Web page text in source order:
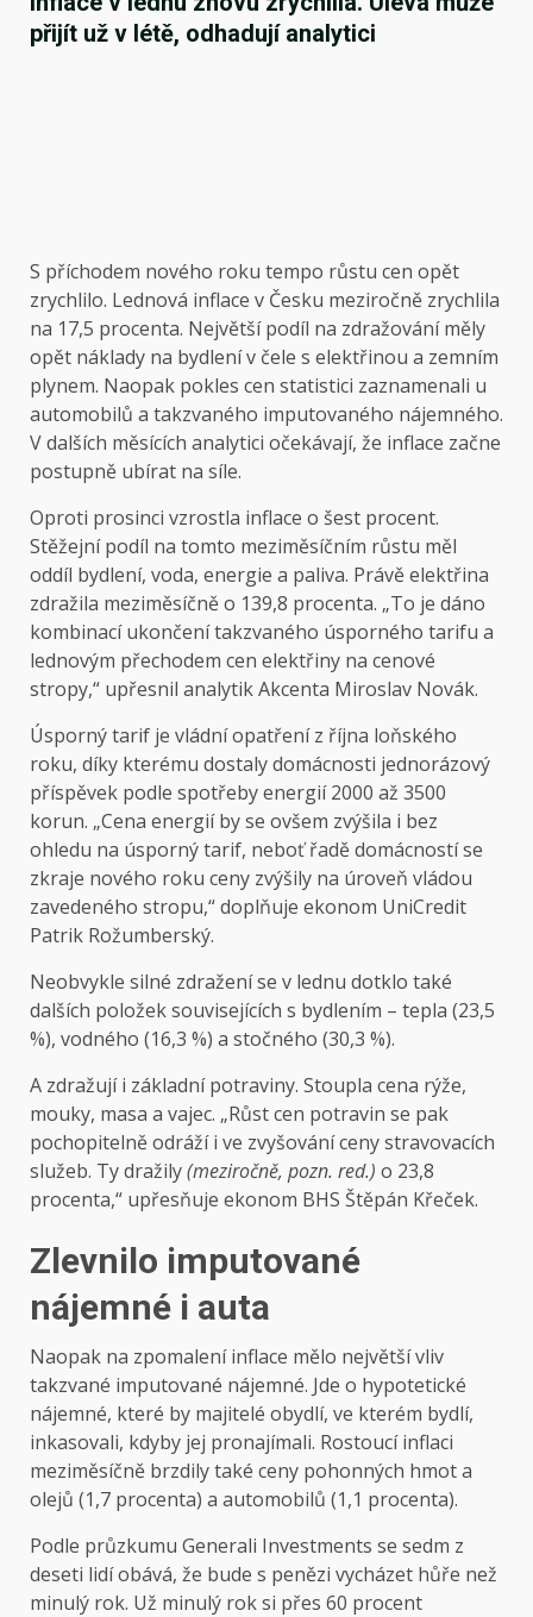
přijít už v létě, odhadují analytici
S příchodem nového roku tempo růstu cen opět
zrychlilo. Lednová inflace v Česku meziročně zrychlila
na 17,5 procenta. Největší podíl na zdražování měly
opět náklady na bydlení v čele s elektřinou a zemním
plynem. Naopak pokles cen statistici zaznamenali u
automobilů a takzvaného imputovaného nájemného.
V dalších měsících analytici očekávají, že inflace začne
postupně ubírat na síle.
Oproti prosinci vzrostla inflace o šest procent.
Stěžejní podíl na tomto meziměsíčním růstu měl
oddíl bydlení, voda, energie a paliva. Právě elektřina
zdražila meziměsíčně o 139,8 procenta. „To je dáno
kombinací ukončení takzvaného úsporného tarifu a
lednovým přechodem cen elektřiny na cenové
stropy,“ upřesnil analytik Akcenta Miroslav Novák.
Úsporný tarif je vládní opatření z října loňského
roku, díky kterému dostaly domácnosti jednorázový
příspěvek podle spotřeby energií 2000 až 3500
korun. „Cena energií by se ovšem zvýšila i bez
ohledu na úsporný tarif, neboť řadě domácností se
zkraje nového roku ceny zvýšily na úroveň vládou
zavedeného stropu,“ doplňuje ekonom UniCredit
Patrik Rožumberský.
Neobvykle silné zdražení se v lednu dotklo také
dalších položek souvisejících s bydlením – tepla (23,5
%), vodného (16,3 %) a stočného (30,3 %).
A zdražují i základní potraviny. Stoupla cena rýže,
mouky, masa a vajec. „Růst cen potravin se pak
pochopitelně odráží i ve zvyšování ceny stravovacích
služeb. Ty dražily(meziročně, pozn. red.) o 23,8
procenta,“ upřesňuje ekonom BHS Štěpán Křeček.
Zlevnilo imputované
nájemné i auta
Naopak na zpomalení inflace mělo největší vliv
takzvané imputované nájemné. Jde o hypotetické
nájemné, které by majitelé obydlí, ve kterém bydlí,
inkasovali, kdyby jej pronajímali. Rostoucí inflaci
meziměsíčně brzdily také ceny pohonných hmot a
olejů (1,7 procenta) a automobilů (1,1 procenta).
Podle průzkumu Generali Investments se sedm z
deseti lidí obává, že bude s penězi vycházet hůře než
minulý rok. Už minulý rok si přes 60 procent